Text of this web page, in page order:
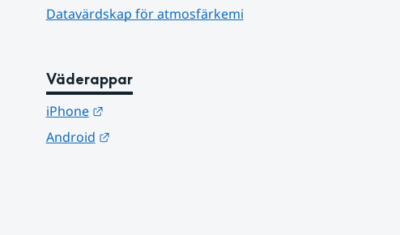
Datavärdskap för atmosfärkemi
Väderappar
iPhone
Länk till annan webbplats.
Android
Länk till annan webbplats.